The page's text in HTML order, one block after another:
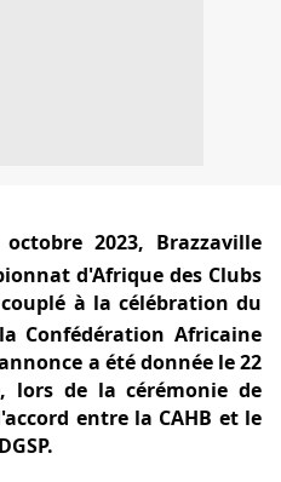
2023, Brazzaville
d'Afrique des Clubs
à la célébration du
Confédération Africaine
a été donnée le 22
lors de la cérémonie de
entre la CAHB et le